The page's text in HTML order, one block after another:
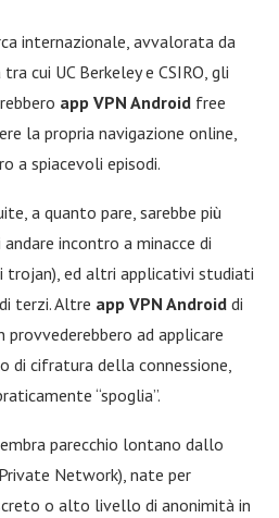
internazionale, avvalorata da
cui UC Berkeley e CSIRO, gli
app VPN Android free
la propria navigazione online,
a spiacevoli episodi.
a quanto pare, sarebbe più
incontro a minacce di
trojan), ed altri applicativi studiati
terzi. Altre app VPN Android di
provvederebbero ad applicare
di cifratura della connessione,
“spoglia”.
parecchio lontano dallo
Network), nate per
o alto livello di anonimità in